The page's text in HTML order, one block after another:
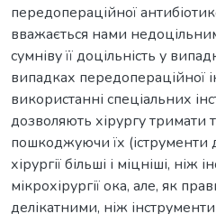
передопераційної
вважається нами
сумніву її доцільність у
випадках передопераційної
використанні спеціальних
дозволяють хірургу тримати
пошкоджуючи їх (іструменти
хірургії більші і міцніші, ніж
мікрохірургії ока, але, як
делікатними, ніж